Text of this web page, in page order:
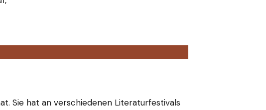
Sie hat an verschiedenen Literaturfestivals